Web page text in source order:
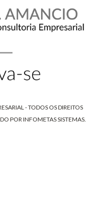
- TODOS OS DIREITOS
POR INFOMETAS SISTEMAS